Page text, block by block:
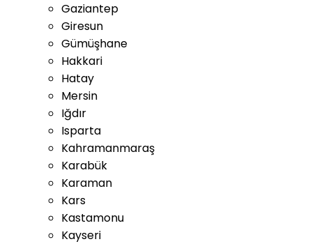
Gaziantep
Giresun
Gümüşhane
Hakkari
Hatay
Mersin
Iğdır
Isparta
Kahramanmaraş
Karabük
Karaman
Kars
Kastamonu
Kayseri